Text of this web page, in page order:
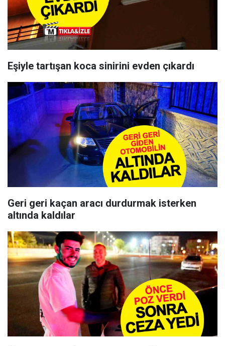
Eşiyle tartışan koca sinirini evden çıkardı
Geri geri kaçan aracı durdurmak isterken
altında kaldılar